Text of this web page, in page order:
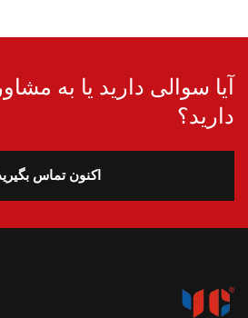
آیا سوالی دارید یا به
دارید؟
اکنون تماس